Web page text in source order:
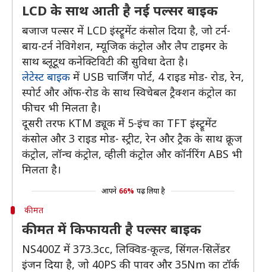
LCD के साथ आती है नई पल्सर बाइक
बजाज पल्सर में LCD इंस्ट्रूमेंट कंसोल दिया है, जो टर्न-
बाय-टर्न नेविगेशन, म्यूजिक कंट्रोल और लैप टाइमर के
साथ ब्लूटूथ कनेक्टिविटी की सुविधा देता है।
लेटेस्ट बाइक में USB चार्जिंग पोर्ट, 4 राइड मोड- रोड, रेन,
स्पोर्ट और ऑफ-रोड के साथ स्विचेबल ट्रैक्शन कंट्रोल का
फीचर भी मिलता है।
दूसरी तरफ KTM ड्यूक में 5-इंच का TFT इंस्ट्रूमेंट
कंसोल और 3 राइड मोड- स्ट्रीट, रेन और ट्रैक के साथ क्रूज
कंट्रोल, लॉन्च कंट्रोल, व्हीली कंट्रोल और कॉर्नरिंग ABS भी
मिलता है।
आपने 66% पढ़ लिया है
कीमत
कीमत में किफायती है पल्सर बाइक
NS400Z में 373.3cc, लिक्विड-कूल्ड, सिंगल-सिलेंडर
इंजन दिया है, जाे 40PS की पावर और 35Nm का टॉर्क